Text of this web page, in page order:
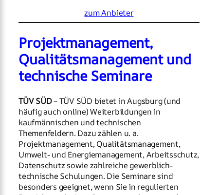
zum Anbieter
Projektmanagement,
Qualitätsmanagement und
technische Seminare
TÜV SÜD– TÜV SÜD bietet in Augsburg (und
häufig auch online) Weiterbildungen in
kaufmännischen und technischen
Themenfeldern. Dazu zählen u. a.
Projektmanagement, Qualitätsmanagement,
Umwelt- und Energiemanagement, Arbeitsschutz,
Datenschutz sowie zahlreiche gewerblich-
technische Schulungen. Die Seminare sind
besonders geeignet, wenn Sie in regulierten